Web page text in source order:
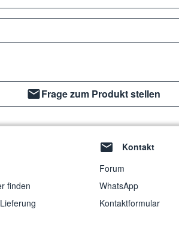
Frage zum Produkt stellen
finden
Kontakt
Forum
WhatsApp
Kontaktformular